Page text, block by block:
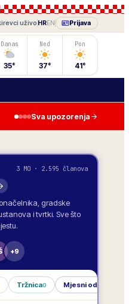
uživo HREN Prijava
Danas
35°
Ned
37°
Pon
41°
Sva upozorenja
3 MO · 2.595 članova
gradske
i tvrtki. Sve što
+9
Tržnica0 Mjesni odbori